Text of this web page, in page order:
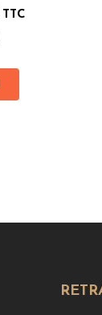
TTC